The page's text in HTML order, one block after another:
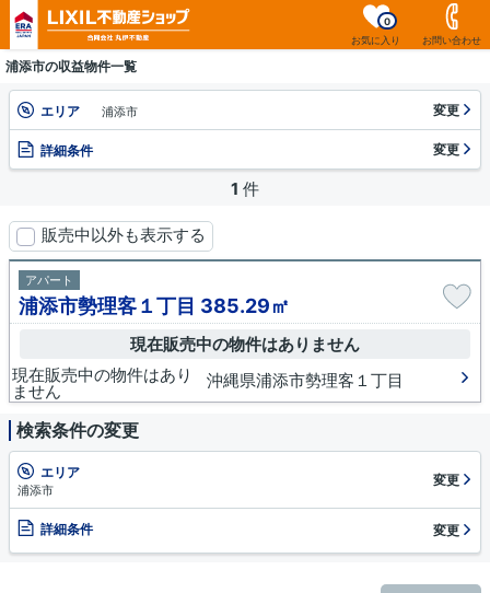
お気に入り
0
お問い合わせ
浦添市の収益物件一覧
エリア 浦添市 変更
詳細条件 変更
1 件
販売中以外も表示する
アパート
浦添市勢理客１丁目 385.29㎡
現在販売中の物件はありません
現在販売中の物件はあり
ません
沖縄県浦添市勢理客１丁目
検索条件の変更
エリア
浦添市
変更
詳細条件 変更